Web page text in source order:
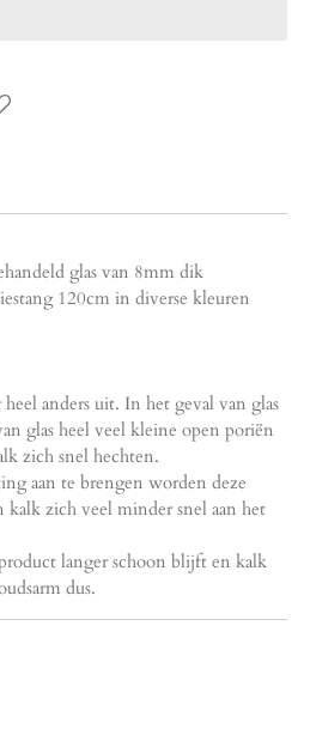
glas van 8mm dik
120cm in diverse kleuren
anders uit. In het geval van glas
glas heel veel kleine open poriën
zich snel hechten.
aan te brengen worden deze
zich veel minder snel aan het
langer schoon blijft en kalk
dus.